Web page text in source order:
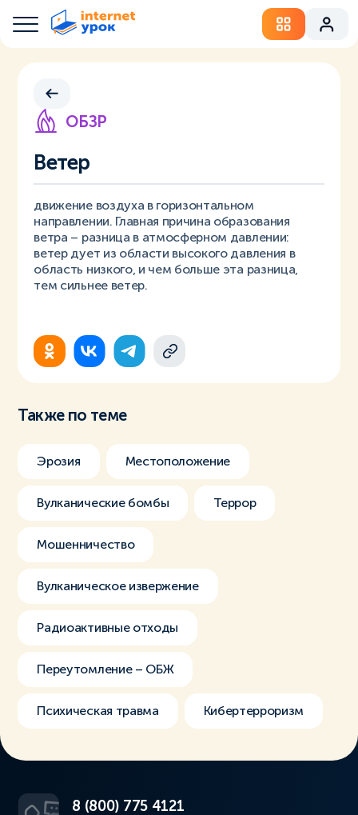
ОБЗР
Ветер
движение воздуха в горизонтальном
направлении. Главная причина образования
ветра – разница в атмосферном давлении:
ветер дует из области высокого давления в
область низкого, и чем больше эта разница,
тем сильнее ветер.
Также по теме
Эрозия Местоположение
Вулканические бомбы Террор
Мошенничество
Вулканическое извержение
Радиоактивные отходы
Переутомление – ОБЖ
Психическая травма Кибертерроризм
8 (800) 775 4121